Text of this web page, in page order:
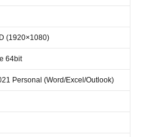
(1920×1080)
64bit
Personal (Word/Excel/Outlook)